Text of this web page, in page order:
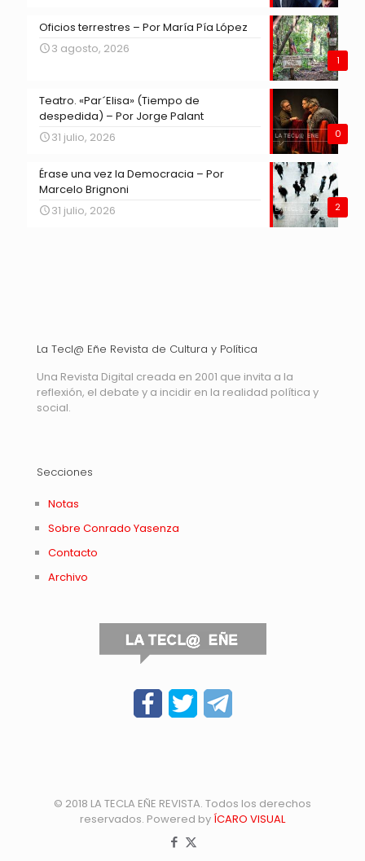
1
Oficios terrestres – Por María Pía López
3 agosto, 2026
0
Teatro. «Par´Elisa» (Tiempo de
despedida) – Por Jorge Palant
31 julio, 2026
2
Érase una vez la Democracia – Por
Marcelo Brignoni
31 julio, 2026
La Tecl@ Eñe Revista de Cultura y Política
Una Revista Digital creada en 2001 que invita a la
reflexión, el debate y a incidir en la realidad política y
social.
Secciones
Notas
Sobre Conrado Yasenza
Contacto
Archivo
© 2018 LA TECLA EÑE REVISTA. Todos los derechos
reservados. Powered by ÍCARO VISUAL